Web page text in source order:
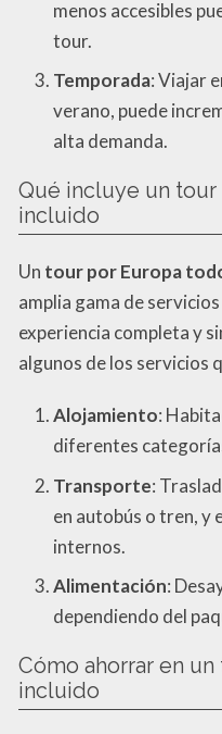
menos accesibles
tour.
Temporada: Viajar
verano, puede
alta demanda.
Qué incluye un
incluido
Un tour por Europa
amplia gama de
experiencia completa y
algunos de los servicios
Alojamiento:
diferentes
Transporte:
en autobús o tren, y
internos.
Alimentación:
dependiendo del
Cómo ahorrar en
incluido